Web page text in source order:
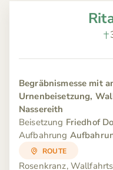
Begräbnismesse mit
Urnenbeisetzung,
Nassereith
Beisetzung Friedhof
Aufbahrung
ROUTE
Rosenkranz,